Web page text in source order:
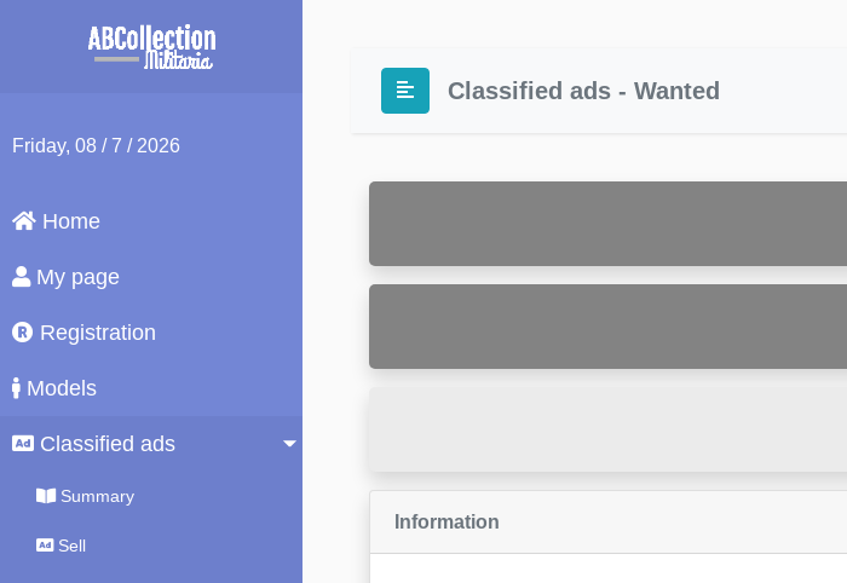
Friday, 08 / 7 / 2026
Home
My page
Registration
Models
Classified ads
Summary
Sell
Classified ads - Wanted
Information